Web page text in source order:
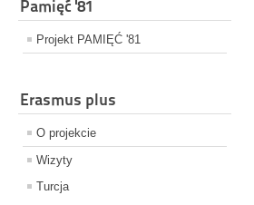
Pamięć '81
Projekt PAMIĘĆ '81
Erasmus plus
O projekcie
Wizyty
Turcja